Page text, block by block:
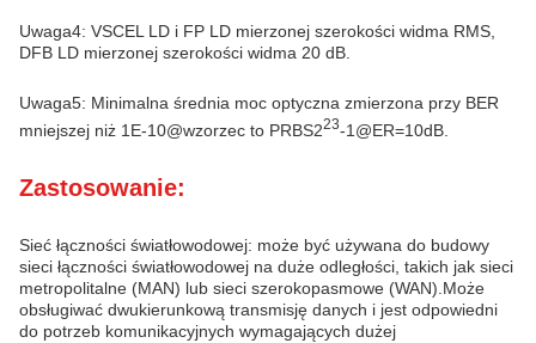
Uwaga4: VSCEL LD i FP LD mierzonej szerokości widma RMS,
DFB LD mierzonej szerokości widma 20 dB.
Uwaga5: Minimalna średnia moc optyczna zmierzona przy BER
mniejszej niż 1E-10@wzorzec to PRBS223-1@ER=10dB.
Zastosowanie:
Sieć łączności światłowodowej: może być używana do budowy
sieci łączności światłowodowej na duże odległości, takich jak sieci
metropolitalne (MAN) lub sieci szerokopasmowe (WAN).Może
obsługiwać dwukierunkową transmisję danych i jest odpowiedni
do potrzeb komunikacyjnych wymagających dużej